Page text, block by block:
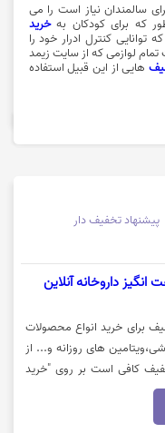
سالمندان نیاز است را می
که برای کودکان بهخرید
توانایی کنترل ادرار خود را
لوازمی که از سایت زیمد
هایی از این قبیل استفاده
پیشنهاد تخفیف دار
انگیز داروخانه آنلاین
از کد تخفیف میتوانیداز 15%تخفیف برای خرید انواع محصولات
های روزانه و... از
کافی است بر روی "خرید